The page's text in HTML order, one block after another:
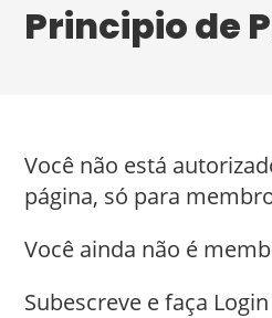
Principio de
Você não está
página, só para
Você ainda não é
Subescreve e faça Login